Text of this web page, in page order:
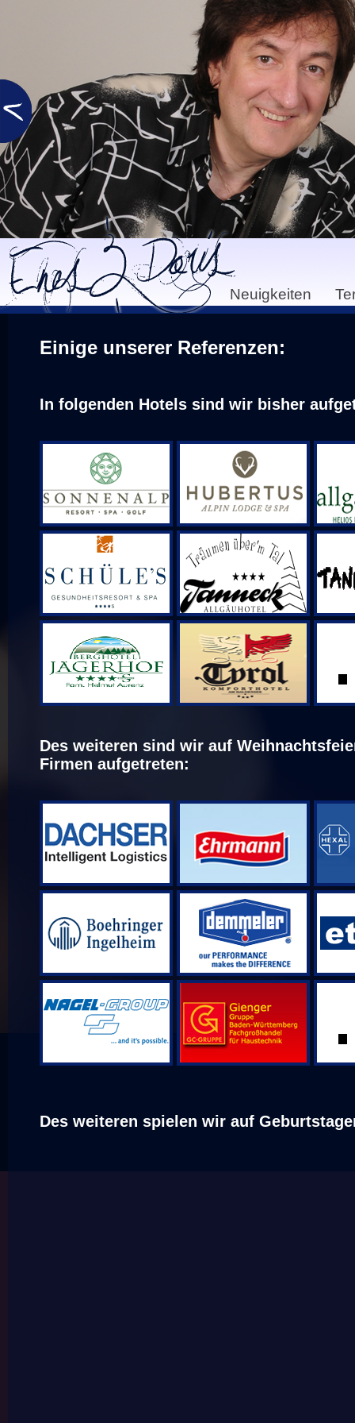
Neuigkeiten
Einige unserer Referenzen:
In folgenden Hotels sind wir bisher
Des weiteren sind wir auf
Firmen aufgetreten:
Des weiteren spielen wir auf